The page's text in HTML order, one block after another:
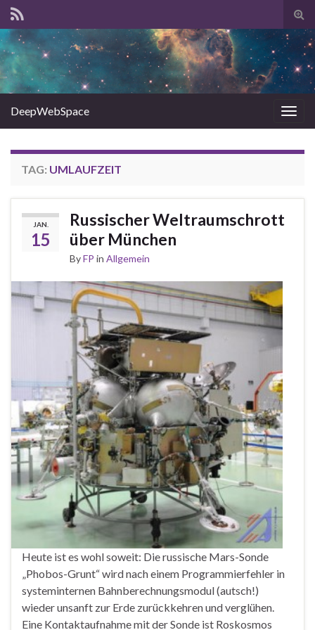
DeepWebSpace
TAG: UMLAUFZEIT
JAN.
15
Russischer Weltraumschrott
über München
ByFP in Allgemein
Heute ist es wohl soweit: Die russische Mars-Sonde
„Phobos-Grunt“ wird nach einem Programmierfehler in
systeminternen Bahnberechnungsmodul (autsch!)
wieder unsanft zur Erde zurückkehren und verglühen.
Eine Kontaktaufnahme mit der Sonde ist Roskosmos